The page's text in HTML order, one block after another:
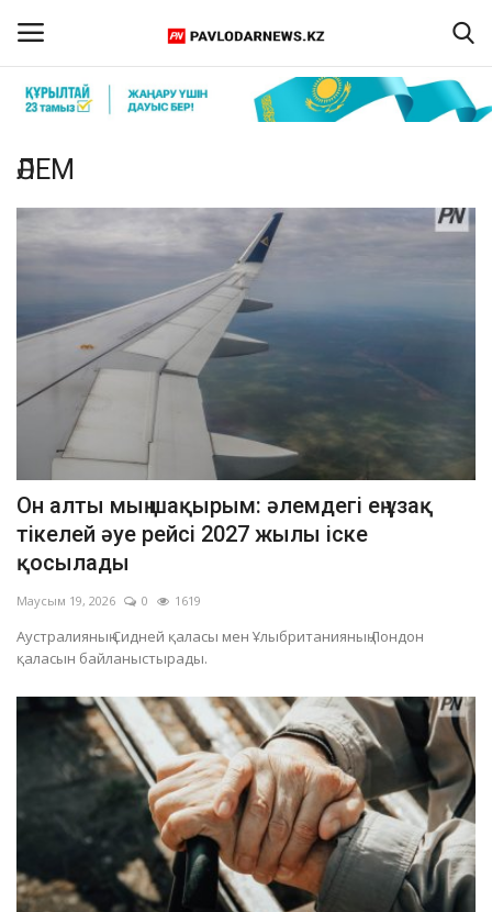
Тіркелу
Бізбен байланыс
ПАВЛОДАР ОБЛЫСЫ
ҚАЗАҚСТАН
Спорт
ОЙЫН-САУЫҚ
OFFICIAL
Құрылтай
Тілді тандаңыз
Русский
ӘЛЕМ
Он алты мың шақырым: әлемдегі ең ұзақ
тікелей әуе рейсі 2027 жылы іске
қосылады
Маусым 19, 2026 0 1619
Аустралияның Сидней қаласы мен Ұлыбританияның Лондон
қаласын байланыстырады.